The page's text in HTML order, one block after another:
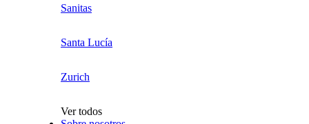
Sanitas
Santa Lucía
Zurich
Ver todos